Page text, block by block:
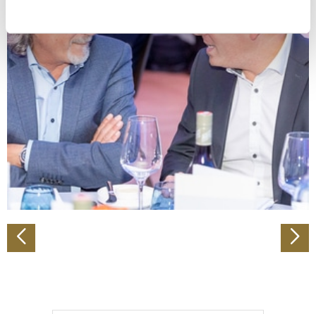
bestimmten Merkmalen (Fingerprinting) identifizieren
Erfahren Sie mehr darüber, wie Ihre persönlichen Daten
verarbeitet werden, und legen Sie Ihre Präferenzen im
Abschnitt Einzelheitenfest.
Wir verwenden Cookies, um Inhalte und Anzeigen zu
personalisieren, Funktionen für soziale Medien anbieten
zu können und die Zugriffe auf unsere Website zu
analysieren. Außerdem geben wir Informationen zu Ihrer
Verwendung unserer Website an unsere Partner für
Partner führen diese Informationen möglicherweise mit
weiteren Daten zusammen, die Sie ihnen bereitgestellt